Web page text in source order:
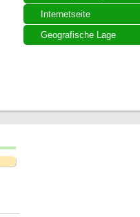
Internetseite
Geografische Lage